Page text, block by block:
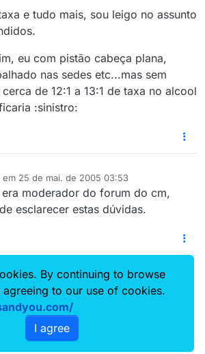
e tudo mais, sou leigo no assunto
eu com pistão cabeça plana,
nas sedes etc...mas sem
de 12:1 a 13:1 de taxa no alcool
:sinistro:
em 25 de mai. de 2005 03:53
por
moderador do forum do cm,
esclarecer estas dúvidas.
25 de mai. de 2005 10:56
By continuing to browse
agreeing to our use of cookies.
I agree